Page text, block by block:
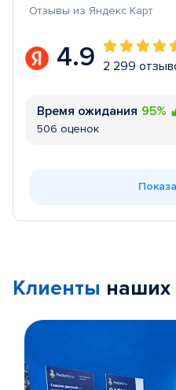
Отзывы из Яндекс Карт
4.9 2 299
Время ожидания 95%
506 оценок
Клиенты наших